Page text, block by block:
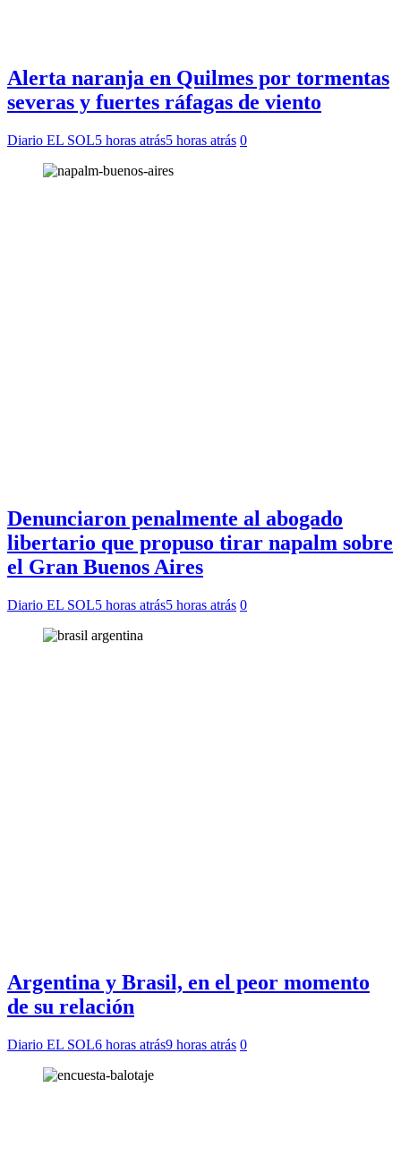
Alerta naranja en Quilmes por tormentas
severas y fuertes ráfagas de viento
Diario EL SOL5 horas atrás5 horas atrás 0
Denunciaron penalmente al abogado
libertario que propuso tirar napalm sobre
el Gran Buenos Aires
Diario EL SOL5 horas atrás5 horas atrás 0
Argentina y Brasil, en el peor momento
de su relación
Diario EL SOL6 horas atrás9 horas atrás 0